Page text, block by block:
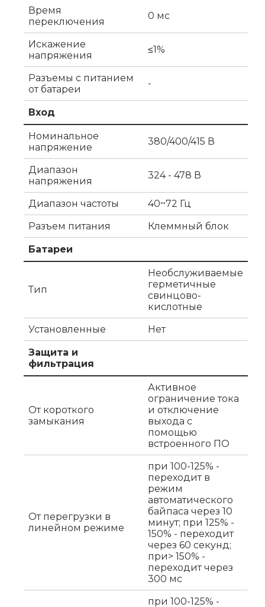
Время
переключения
0 мс
Искажение
напряжения
≤1%
Разъемы с питанием
от батареи
-
Вход
Номинальное
напряжение
380/400/415 В
Диапазон
напряжения
324 - 478 В
Диапазон частоты
40~72 Гц
Разъем питания
Клеммный блок
Батареи
Тип
Необслуживаемые
герметичные
свинцово-
кислотные
Установленные
Нет
Защита и
фильтрация
От короткого
замыкания
Активное
ограничение тока
и отключение
выхода с
помощью
встроенного ПО
От перегрузки в
линейном режиме
при 100-125% -
переходит в
режим
автоматического
байпаса через 10
минут; при 125% -
150% - переходит
через 60 секунд;
при> 150% -
переходит через
300 мс
при 100-125% -